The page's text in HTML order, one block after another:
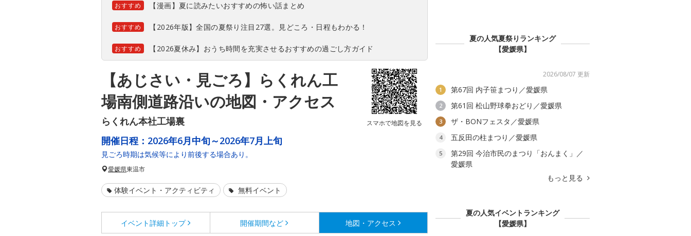
おすすめ 【漫画】夏に読みたいおすすめの怖い話まとめ
おすすめ 【2026年版】全国の夏祭り注目27選。見どころ・日程もわかる！
おすすめ 【2026夏休み】おうち時間を充実させるおすすめの過ごし方ガイド
【あじさい・見ごろ】らくれん工
場南側道路沿いの地図・アクセス
らくれん本社工場裏 スマホで地図を見る
開催日程： 2026年6月中旬～2026年7月上旬
見ごろ時期は気候等により前後する場合あり。
愛媛県東温市
体験イベント・アクティビティ 無料イベント
イベント詳細 トップ 開催期間など 地図・アクセス
夏の人気夏祭りランキング
【愛媛県】
2026/08/07 更新
1 第67回 内子笹まつり／愛媛県
2 第61回 松山野球拳おどり／愛媛県
3 ザ・BONフェスタ／愛媛県
4 五反田の柱まつり／愛媛県
5
第29回 今治市民のまつり「おんまく」／
愛媛県
もっと見る
夏の人気イベントランキング
【愛媛県】